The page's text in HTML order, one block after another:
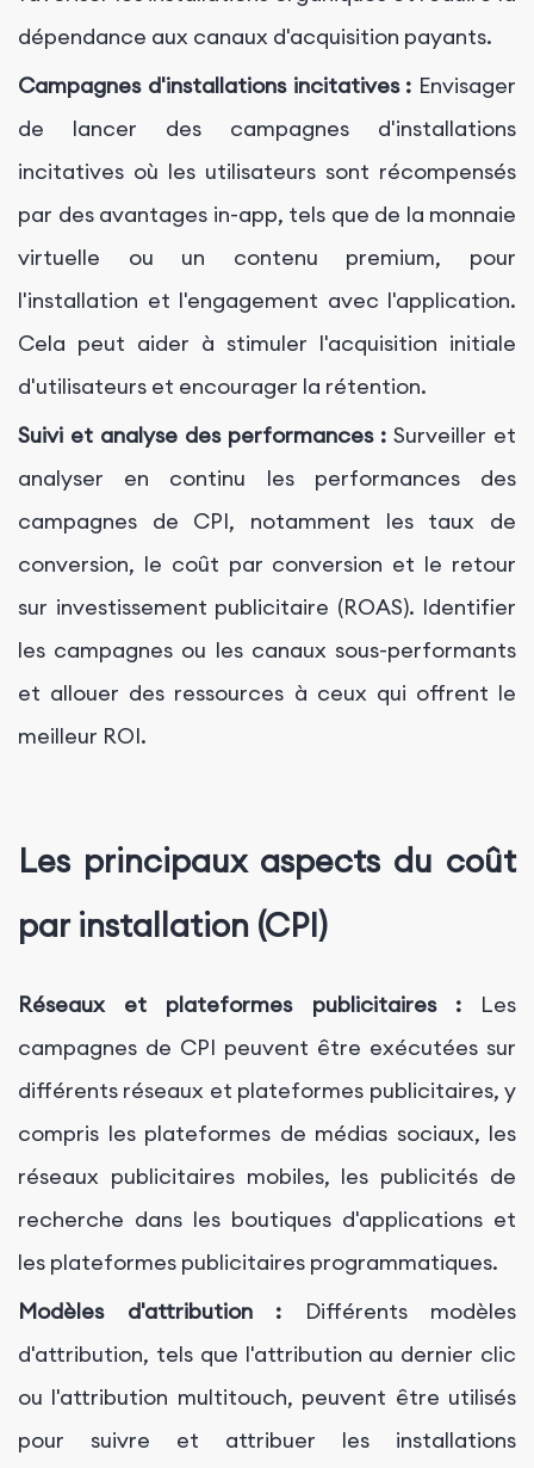
dépendance aux canaux d'acquisition payants.
Campagnes d'installations incitatives : Envisager
de lancer des campagnes d'installations
incitatives où les utilisateurs sont récompensés
par des avantages in-app, tels que de la monnaie
virtuelle ou un contenu premium, pour
l'installation et l'engagement avec l'application.
Cela peut aider à stimuler l'acquisition initiale
d'utilisateurs et encourager la rétention.
Suivi et analyse des performances : Surveiller et
analyser en continu les performances des
campagnes de CPI, notamment les taux de
conversion, le coût par conversion et le retour
sur investissement publicitaire (ROAS). Identifier
les campagnes ou les canaux sous-performants
et allouer des ressources à ceux qui offrent le
meilleur ROI.
Les principaux aspects du coût
par installation (CPI)
Réseaux et plateformes publicitaires :Les
campagnes de CPI peuvent être exécutées sur
différents réseaux et plateformes publicitaires, y
compris les plateformes de médias sociaux, les
réseaux publicitaires mobiles, les publicités de
recherche dans les boutiques d'applications et
les plateformes publicitaires programmatiques.
Modèles d'attribution : Différents modèles
d'attribution, tels que l'attribution au dernier clic
ou l'attribution multitouch, peuvent être utilisés
pour suivre et attribuer les installations